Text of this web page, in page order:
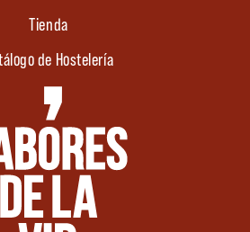
Tienda
de Hostelería